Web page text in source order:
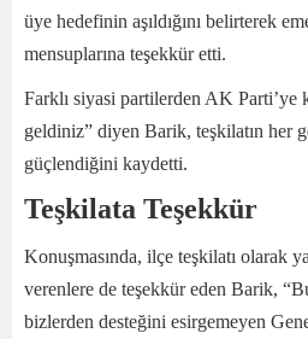
üye hedefinin aşıldığını belirterek
mensuplarına teşekkür etti.
Farklı siyasi partilerden AK Parti’ye
geldiniz” diyen Barik, teşkilatın her
güçlendiğini kaydetti.
Teşkilata Teşekkür
Konuşmasında, ilçe teşkilatı olarak
verenlere de teşekkür eden Barik,
bizlerden desteğini esirgemeyen